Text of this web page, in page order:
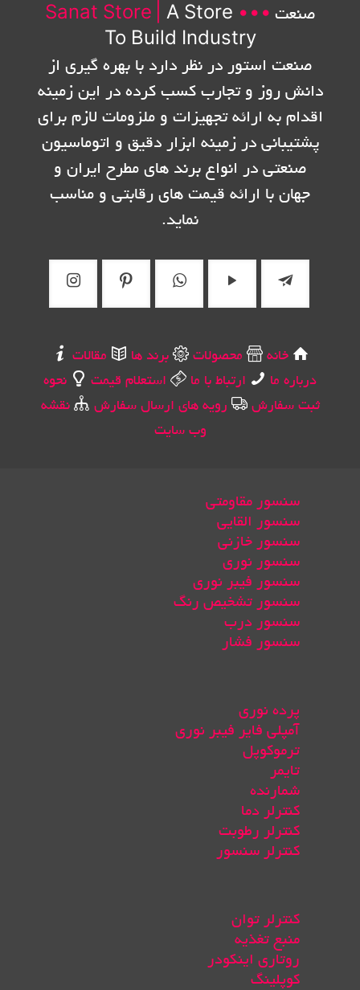
صنعت •••
Sanat Store
A Store
To Build Industry
صنعت استور در نظر دارد با بهره گیری از
دانش روز و تجارب کسب کرده در این زمینه
اقدام به ارائه تجهیزات و ملزومات لازم برای
پشتیبانی در زمینه ابزار دقیق و اتوماسیون
صنعتی در انواع برند های مطرح ایران و
جهان با ارائه قیمت های رقابتی و مناسب
نماید.
خانه محصولات برند ها
مقالات
درباره ما
ارتباط با ما استعلام قیمت
نحوه
ثبت سفارش
رویه های ارسال سفارش
نقشه
وب سایت
سنسور مقاومتی
سنسور القایی
سنسور خازنی
سنسور نوری
سنسور فیبر نوری
سنسور تشخیص رنگ
سنسور درب
سنسور فشار
پرده نوری
آمپلی فایر فیبر نوری
ترموکوپل
تایمر
شمارنده
کنترلر دما
کنترلر رطوبت
کنترلر سنسور
کنترلر توان
منبع تغذیه
روتاری اینکودر
کوپلینگ